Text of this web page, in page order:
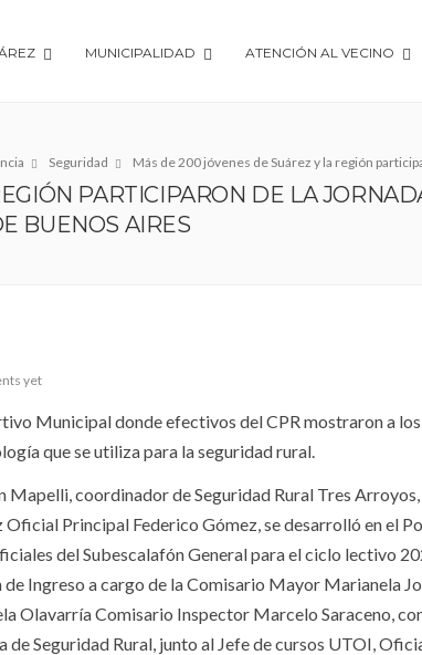
MUNICIPALIDAD ATENCIÓN AL VECINO
Seguridad Más de 200 jóvenes de Suárez y la región
PARTICIPARON DE LA
BUENOS AIRES
yet
Municipal donde efectivos del CPR mostraron a
que se utiliza para la seguridad rural.
coordinador de Seguridad Rural Tres
Oficial Principal Federico Gómez, se desarrolló en el
del Subescalafón General para el ciclo lectivo
Ingreso a cargo de la Comisario Mayor Marianela
Olavarría Comisario Inspector Marcelo Saraceno,
Seguridad Rural, junto al Jefe de cursos UTOI,